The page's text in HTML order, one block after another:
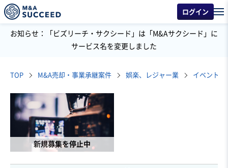
ログイン
お知らせ：「ビズリーチ・サクシード」は「M&Aサクシード」に
サービス名を変更しました
TOP M&A売却・事業承継案件 娯楽、レジャー業 イベント・
新規募集を停止中